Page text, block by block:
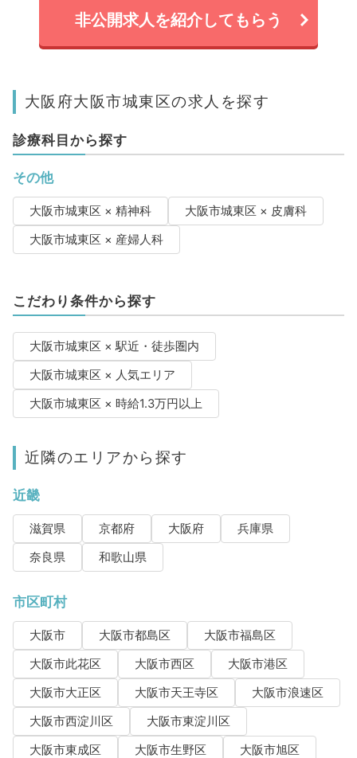
非公開求人を紹介してもらう
大阪府大阪市城東区の求人を探す
診療科目から探す
その他
大阪市城東区 × 精神科
大阪市城東区 × 皮膚科
大阪市城東区 × 産婦人科
こだわり条件から探す
大阪市城東区 × 駅近・徒歩圏内
大阪市城東区 × 人気エリア
大阪市城東区 × 時給1.3万円以上
近隣のエリアから探す
近畿
滋賀県 京都府 大阪府
兵庫県
奈良県
和歌山県
市区町村
大阪市 大阪市都島区
大阪市福島区
大阪市此花区
大阪市西区
大阪市港区
大阪市大正区
大阪市天王寺区
大阪市浪速区
大阪市西淀川区
大阪市東淀川区
大阪市東成区
大阪市生野区
大阪市旭区